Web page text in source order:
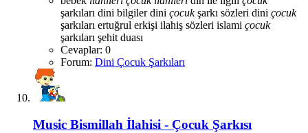
şarkıları dini bilgilerdini çocukşarkı sözleri dini çocuk
şarkıları ertuğrul erkişi ilahiş sözleri islami çocuk
şarkıları şehit duası
Cevaplar: 0
Forum: Dini Çocuk Şarkıları
Music Bismillah İlahisi - Çocuk Şarkısı